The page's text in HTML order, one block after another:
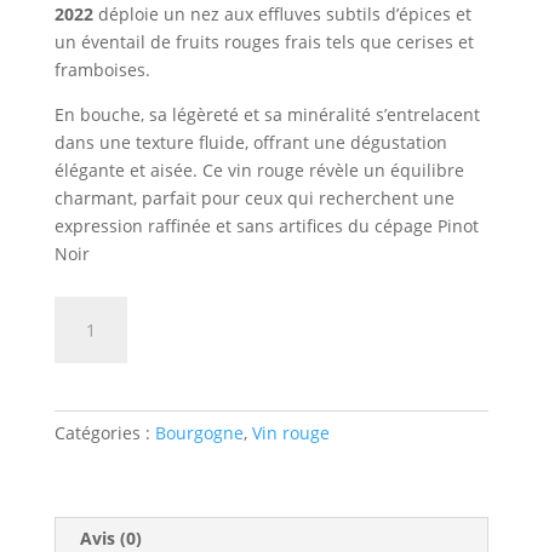
2022déploie un nez aux effluves subtils d’épices et
un éventail de fruits rouges frais tels que cerises et
framboises.
En bouche, sa légèreté et sa minéralité s’entrelacent
dans une texture fluide, offrant une dégustation
élégante et aisée. Ce vin rouge révèle un équilibre
charmant, parfait pour ceux qui recherchent une
expression raffinée et sans artifices du cépage Pinot
Noir
CHEVROT
Catégories : Bourgogne, Vin rouge
Avis (0)